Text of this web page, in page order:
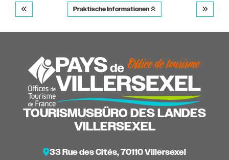
Praktische Informationen
TOURISMUSBÜRO DES LANDES
VILLERSEXEL
33 Rue des Cités, 70110 Villersexel